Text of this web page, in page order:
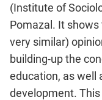
(Institute of
Pomazal. It
very similar)
building-up the
education, as well
development.